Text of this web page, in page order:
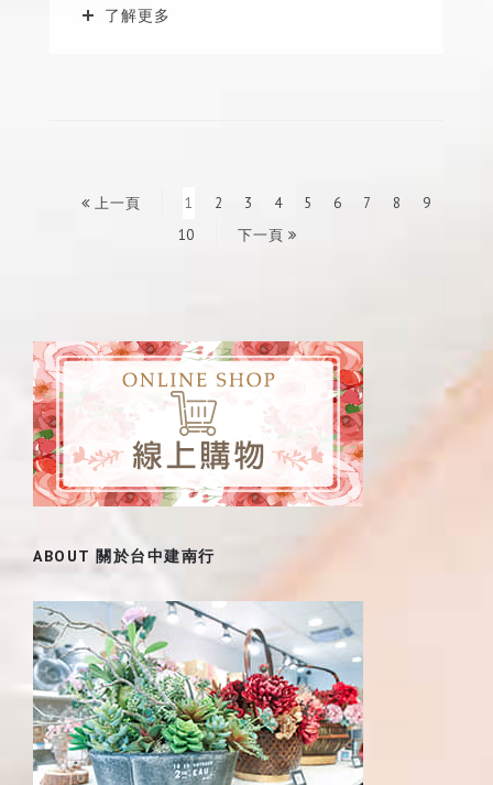
了解更多
上一頁 1 2 3 4 5 6 7 8
9
10
下一頁
ABOUT 關於台中建南行